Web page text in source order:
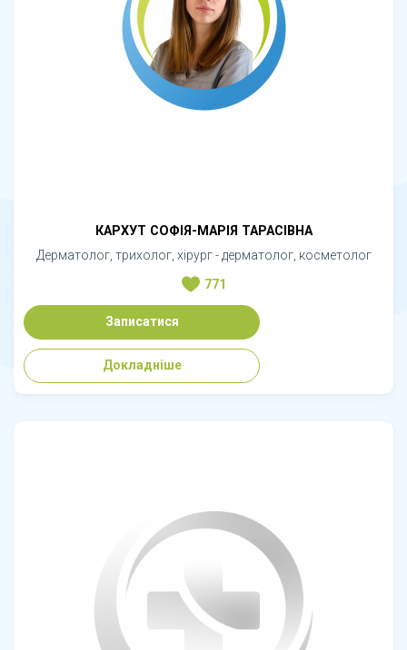
КАРХУТ СОФІЯ-МАРІЯ ТАРАСІВНА
Дерматолог, трихолог, хірург - дерматолог, косметолог
771
Записатися
Докладніше